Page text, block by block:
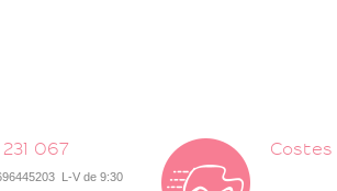
231 067
L-V de 9:30
Costes